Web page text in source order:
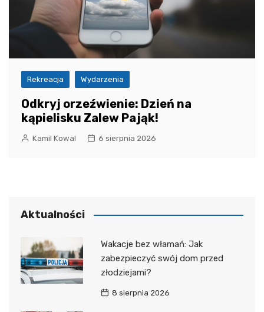
Rekreacja Wydarzenia
Odkryj orzeźwienie: Dzień na
kąpielisku Zalew Pająk!
Kamil Kowal 6 sierpnia 2026
Aktualności
Wakacje bez włamań: Jak
zabezpieczyć swój dom przed
złodziejami?
8 sierpnia 2026